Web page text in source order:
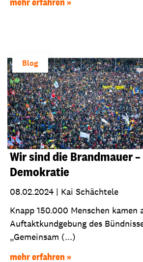
Blog
Wir sind die Brandmauer
Demokratie
08.02.2024 | Kai Schächtele
Knapp 150.000 Menschen kamen
Auftaktkundgebung des
„Gemeinsam (...)
mehr erfahren